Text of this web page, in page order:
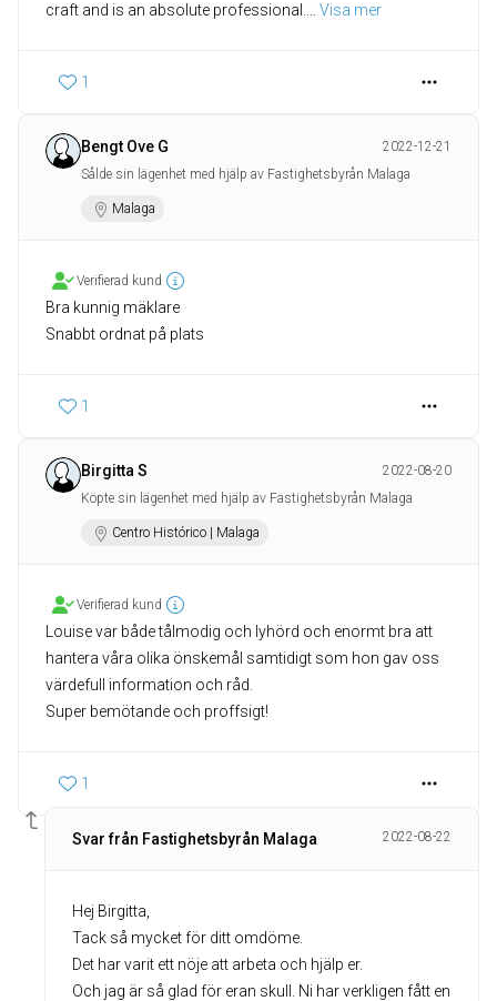
craft and is an absolute professional.
Visa mer
1
Bengt Ove G
2022-12-21
Sålde sin lägenhet med hjälp av Fastighetsbyrån Malaga
Malaga
Verifierad kund
Bra kunnig mäklare
Snabbt ordnat på plats
1
Birgitta S
2022-08-20
Köpte sin lägenhet med hjälp av Fastighetsbyrån Malaga
Centro Histórico | Malaga
Verifierad kund
Louise var både tålmodig och lyhörd och enormt bra att
hantera våra olika önskemål samtidigt som hon gav oss
värdefull information och råd.
Super bemötande och proffsigt!
1
Svar från Fastighetsbyrån Malaga 2022-08-22
Hej Birgitta,
Tack så mycket för ditt omdöme.
Det har varit ett nöje att arbeta och hjälp er.
Och jag är så glad för eran skull. Ni har verkligen fått en